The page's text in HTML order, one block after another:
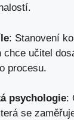
: Stanovení
učitel
procesu.
psychologie:
se